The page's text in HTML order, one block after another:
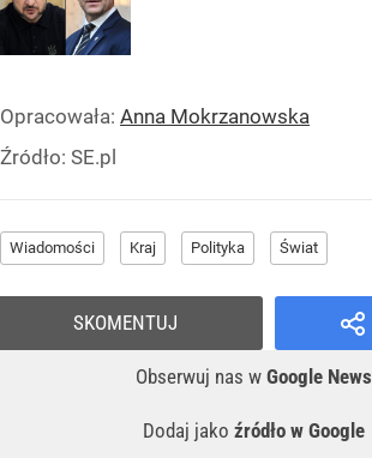
Opracowała: Anna Mokrzanowska
Źródło: SE.pl
Wiadomości Kraj Polityka Świat
Obserwuj nas w Google News
Dodaj jako źródło w Google
SKOMENTUJ